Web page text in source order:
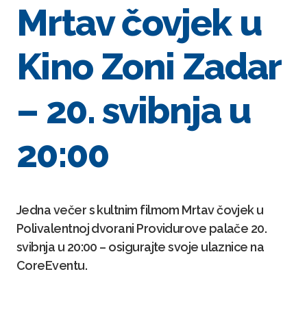
Mrtav čovjek u
Kino Zoni Zadar
– 20. svibnja u
20:00
Jedna večer s kultnim filmom Mrtav čovjek u
Polivalentnoj dvorani Providurove palače 20.
svibnja u 20:00 – osigurajte svoje ulaznice na
CoreEventu.